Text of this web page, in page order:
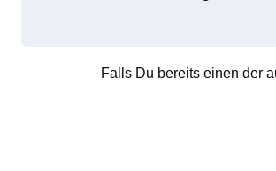
Falls Du bereits einen der